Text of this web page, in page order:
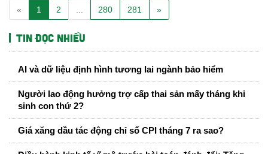
« 1 2 280 281 »
Tin đọc nhiều
AI và dữ liệu định hình tương lai ngành bảo hiểm
Người lao động hưởng trợ cấp thai sản mấy tháng khi
sinh con thứ 2?
Giá xăng dầu tác động chỉ số CPI tháng 7 ra sao?